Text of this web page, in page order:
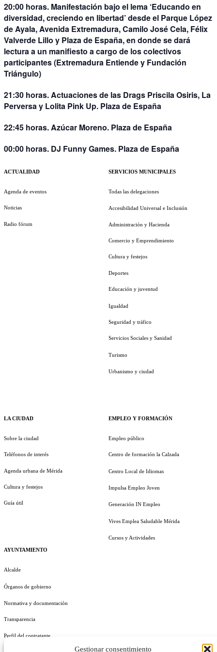
Gestionar consentimiento
20:00 horas. Manifestación bajo el lema ‘Educando en
diversidad, creciendo en libertad’desde el Parque López
de Ayala, Avenida Extremadura, Camilo José Cela, Félix
Valverde Lillo y Plaza de España, en donde se dará
lectura a un manifiesto a cargo de los colectivos
participantes (Extremadura Entiende y Fundación
Triángulo)
21:30 horas.Actuaciones de las Drags Priscila Osiris, La
Perversa y Lolita Pink Up. Plaza de España
22:45 horas.Azúcar Moreno. Plaza de España
00:00 horas. DJ Funny Games. Plaza de España
ACTUALIDAD
Agenda de eventos
Noticias
Radio fórum
LA CIUDAD
Sobre la ciudad
Teléfonos de interés
Agenda urbana de Mérida
Cultura y festejos
Guía útil
AYUNTAMIENTO
Alcalde
Órganos de gobierno
Normativa y documentación
Transparencia
Perfil del contratante
SERVICIOS MUNICIPALES
Todas las delegaciones
Accesibilidad Universal e Inclusión
Administración y Hacienda
Comercio y Emprendimiento
Cultura y festejos
Deportes
Educación y juventud
Igualdad
Seguridad y tráfico
Servicios Sociales y Sanidad
Turismo
Urbanismo y ciudad
EMPLEO Y FORMACIÓN
Empleo público
Centro de formación la Calzada
Centro Local de Idiomas
Impulsa Empleo Joven
Generación IN Empleo
Vives Emplea Saludable Mérida
Cursos y Actividades